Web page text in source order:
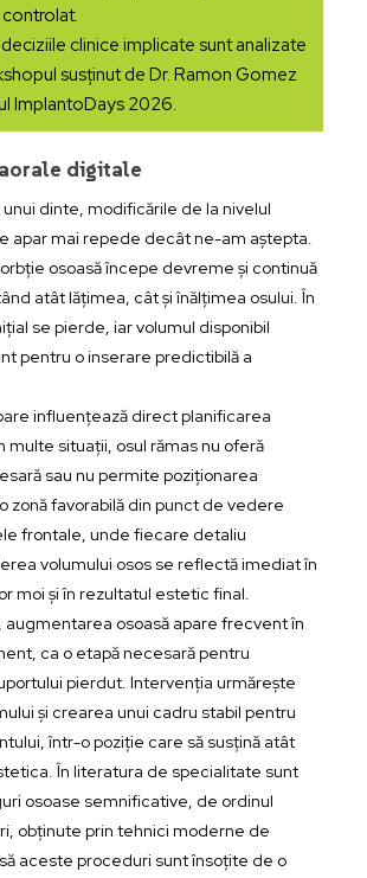
clinice implicate sunt analizate
susținut de Dr. Ramon Gomez
ImplantoDays 2026.
digitale
dinte, modificările de la nivelul
apar mai repede decât ne-am aștepta.
osoasă începe devreme și continuă
atât lățimea, cât și înălțimea osului. În
se pierde, iar volumul disponibil
pentru o inserare predictibilă a
influențează direct planificarea
multe situații, osul rămas nu oferă
sau nu permite poziționarea
zonă favorabilă din punct de vedere
frontale, unde fiecare detaliu
volumului osos se reflectă imediat în
moi și în rezultatul estetic final.
augmentarea osoasă apare frecvent în
ca o etapă necesară pentru
pierdut. Intervenția urmărește
și crearea unui cadru stabil pentru
într-o poziție care să susțină atât
În literatura de specialitate sunt
osoase semnificative, de ordinul
obținute prin tehnici moderne de
aceste proceduri sunt însoțite de o